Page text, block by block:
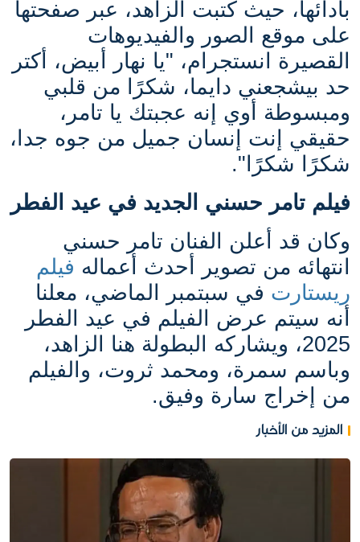
بأدائها، حيث كتبت الزاهد، عبر صفحتها
على موقع الصور والفيديوهات
القصيرة انستجرام، "يا نهار أبيض، أكتر
حد بيشجعني دايما، شكرًا من قلبي
ومبسوطة أوي إنه عجبتك يا تامر،
حقيقي إنت إنسان جميل من جوه جدا،
شكرًا شكرًا ".
فيلم تامر حسني الجديد في عيد الفطر
وكان قد أعلن الفنان تامر حسني
انتهائه من تصوير أحدث أعماله فيلم
ريستارت في سبتمبر الماضي، معلنا
أنه سيتم عرض الفيلم في عيد الفطر
2025، ويشاركه البطولة هنا الزاهد،
وباسم سمرة، ومحمد ثروت، والفيلم
من إخراج سارة وفيق.
المزيد من الأخبار